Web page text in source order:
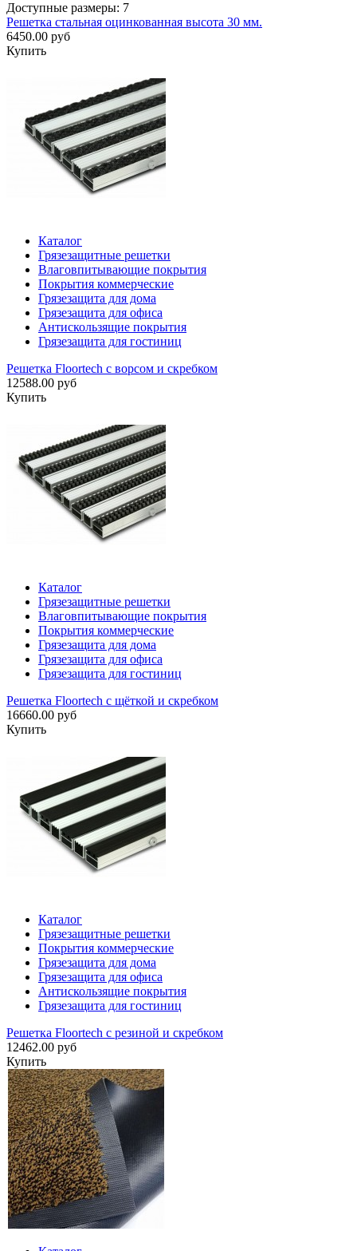
Доступные размеры: 7
Решетка стальная оцинкованная высота 30 мм.
6450.00 руб
Купить
Каталог
Грязезащитные решетки
Влаговпитывающие покрытия
Покрытия коммерческие
Грязезащита для дома
Грязезащита для офиса
Антискользящие покрытия
Грязезащита для гостиниц
Решетка Floortech с ворсом и скребком
12588.00 руб
Купить
Каталог
Грязезащитные решетки
Влаговпитывающие покрытия
Покрытия коммерческие
Грязезащита для дома
Грязезащита для офиса
Грязезащита для гостиниц
Решетка Floortech с щёткой и скребком
16660.00 руб
Купить
Каталог
Грязезащитные решетки
Покрытия коммерческие
Грязезащита для дома
Грязезащита для офиса
Антискользящие покрытия
Грязезащита для гостиниц
Решетка Floortech с резиной и скребком
12462.00 руб
Купить